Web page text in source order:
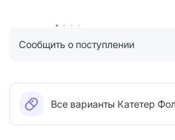
Сообщить о поступлении
Все варианты Катетер